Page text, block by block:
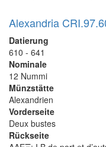
Alexandria
Datierung
610 - 641
Nominale
12 Nummi
Münzstätte
Alexandrien
Vorderseite
Deux bustes
Rückseite